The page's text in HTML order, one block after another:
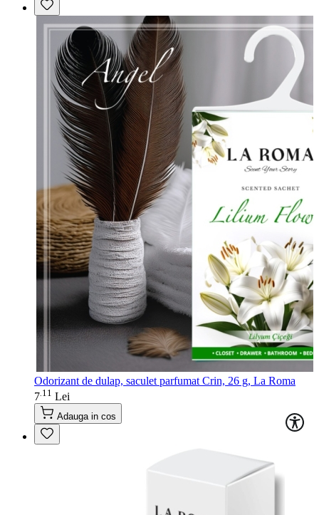
Odorizant de dulap, saculet parfumat Crin, 26 g, La Roma
7 11 Lei
Adauga in cos